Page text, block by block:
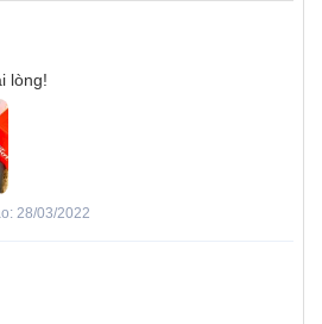
lòng!
28/03/2022